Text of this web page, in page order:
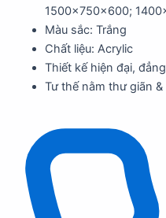
1500x750x600;
Màu sắc: Trắng
Chất liệu: Acrylic
Thiết kế hiện đại,
Tư thế nằm thư giãn